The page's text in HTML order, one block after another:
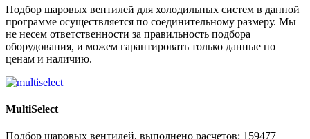
Подбор шаровых вентилей для холодильных систем в данной
программе осуществляется по соединительному размеру. Мы
не несем ответственности за правильность подбора
оборудования, и можем гарантировать только данные по
ценам и наличию.
MultiSelect
Подбор шаровых вентилей, выполнено расчетов: 159477